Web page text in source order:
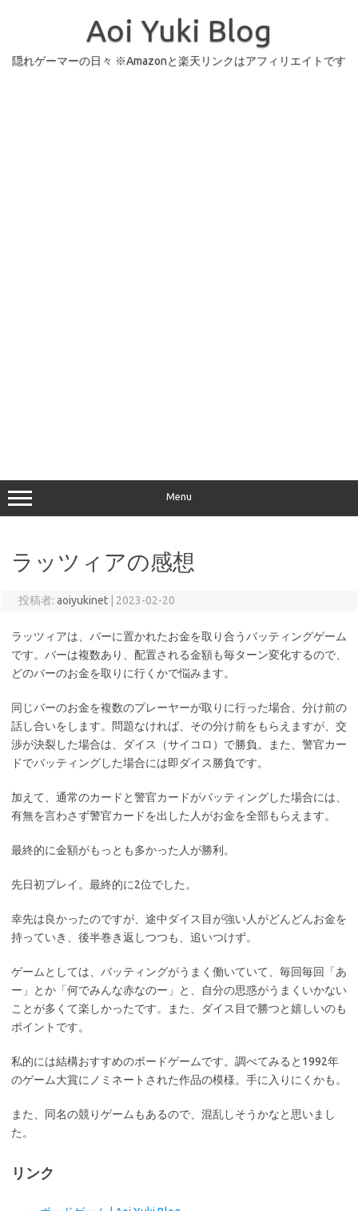
Aoi Yuki Blog
隠れゲーマーの日々 ※Amazonと楽天リンクはアフィリエイトです
Menu
ラッツィアの感想
投稿者: aoiyukinet 2023-02-20
ラッツィアは、バーに置かれたお金を取り合うバッティングゲーム
です。バーは複数あり、配置される金額も毎ターン変化するので、
どのバーのお金を取りに行くかで悩みます。
同じバーのお金を複数のプレーヤーが取りに行った場合、分け前の
話し合いをします。問題なければ、その分け前をもらえますが、交
渉が決裂した場合は、ダイス（サイコロ）で勝負。また、警官カー
ドでバッティングした場合には即ダイス勝負です。
加えて、通常のカードと警官カードがバッティングした場合には、
有無を言わさず警官カードを出した人がお金を全部もらえます。
最終的に金額がもっとも多かった人が勝利。
先日初プレイ。最終的に2位でした。
幸先は良かったのですが、途中ダイス目が強い人がどんどんお金を
持っていき、後半巻き返しつつも、追いつけず。
ゲームとしては、バッティングがうまく働いていて、毎回毎回「あ
ー」とか「何でみんな赤なのー」と、自分の思惑がうまくいかない
ことが多くて楽しかったです。また、ダイス目で勝つと嬉しいのも
ポイントです。
私的には結構おすすめのボードゲームです。調べてみると1992年
のゲーム大賞にノミネートされた作品の模様。手に入りにくかも。
また、同名の競りゲームもあるので、混乱しそうかなと思いまし
た。
リンク